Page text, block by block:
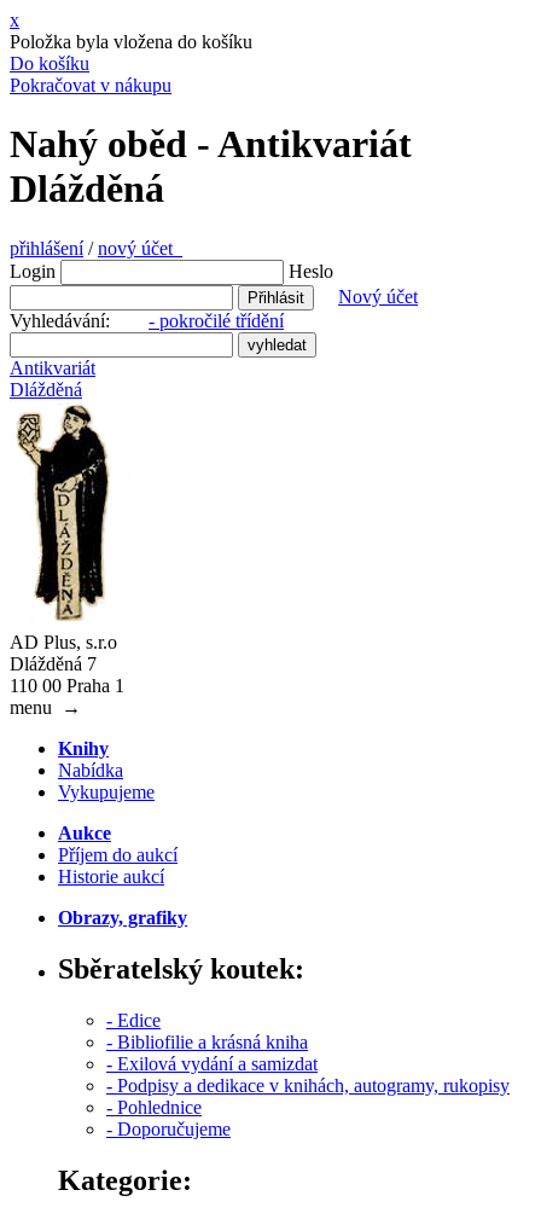
x
Položka byla vložena do košíku
Do košíku
Pokračovat v nákupu
Nahý oběd - Antikvariát
Dlážděná
přihlášení/nový účet
Login
Heslo
Nový účet
Vyhledávání: - pokročilé třídění
Antikvariát
Dlážděná
AD Plus, s.r.o
Dlážděná 7
110 00 Praha 1
menu
→
Knihy
Nabídka
Vykupujeme
Aukce
Příjem do aukcí
Historie aukcí
Obrazy, grafiky
Sběratelský koutek:
- Edice
- Bibliofilie a krásná kniha
- Exilová vydání a samizdat
- Podpisy a dedikace v knihách, autogramy, rukopisy
- Pohlednice
- Doporučujeme
Kategorie: